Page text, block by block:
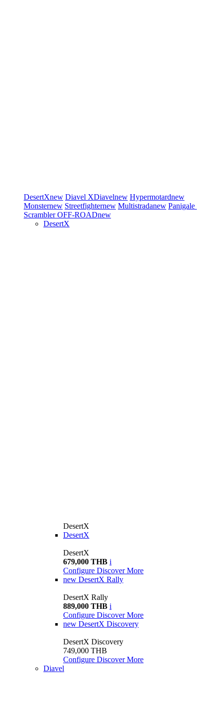
DesertXnew Diavel XDiavelnew Hypermotardnew
Monsternew Streetfighternew Multistradanew Panigale
ScramblerOFF-ROADnew
DesertX
DesertX
DesertX
DesertX
679,000 THB i
Configure Discover More
new DesertX Rally
DesertX Rally
889,000 THB i
Configure Discover More
new DesertX Discovery
DesertX Discovery
749,000 THB
Configure Discover More
Diavel